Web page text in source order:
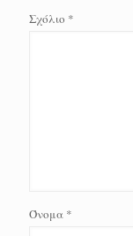
Σχόλιο *
Όνομα *